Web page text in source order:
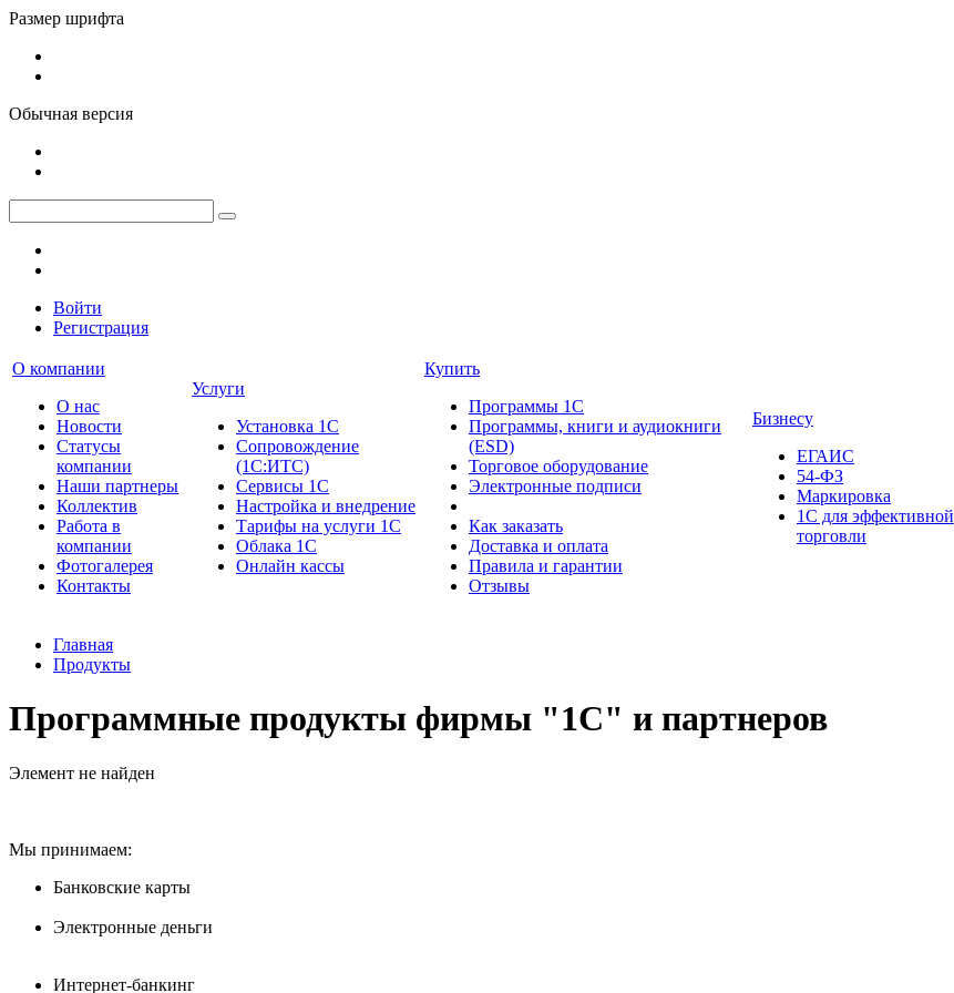
Размер шрифта
Обычная версия
Войти
Регистрация
О компании
О нас
Новости
Cтатусы
компании
Наши партнеры
Коллектив
Работа в
компании
Фотогалерея
Контакты
Услуги
Установка 1С
Сопровождение
(1С:ИТС)
Сервисы 1С
Настройка и внедрение
Тарифы на услуги 1С
Облака 1С
Онлайн кассы
Купить
Программы 1С
Программы, книги и аудиокниги
(ESD)
Торговое оборудование
Электронные подписи
Как заказать
Доставка и оплата
Правила и гарантии
Отзывы
Бизнесу
ЕГАИС
54-ФЗ
Маркировка
1С для эффективной
торговли
Главная
Продукты
Программные продукты фирмы "1С" и партнеров
Элемент не найден
Мы принимаем:
Банковские карты
Электронные деньги
Интернет-банкинг